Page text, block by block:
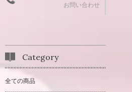
お問い合わせ
Category
全ての商品